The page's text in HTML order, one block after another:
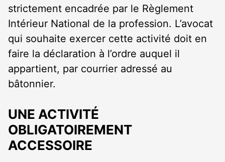
strictement encadrée par le Règlement
Intérieur National de la profession. L’avocat
qui souhaite exercer cette activité doit en
faire la déclaration à l’ordre auquel il
appartient, par courrier adressé au
bâtonnier.
UNE ACTIVITÉ
OBLIGATOIREMENT
ACCESSOIRE